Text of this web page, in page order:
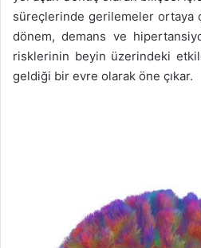
süreçlerinde gerilemeler ortaya
dönem, demans ve
risklerinin beyin üzerindeki
geldiği bir evre olarak öne çıkar.